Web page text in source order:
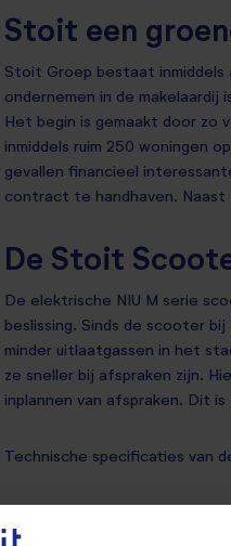
Stoit een
Stoit Groep bestaat inmiddels
ondernemen in de
Het begin is gemaakt door zo
inmiddels ruim 250 woningen
gevallen financieel
contract te handhaven. Naast
De Stoit
De elektrische NIU M serie
beslissing. Sinds de scooter
minder uitlaatgassen in het
ze sneller bij afspraken zijn.
inplannen van afspraken. Dit
Technische specificaties van